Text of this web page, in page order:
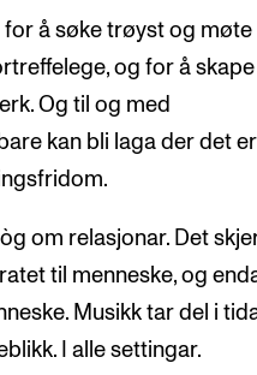
for å søke trøyst og møte
og for å skape
Og til og med
kan bli laga der det er
om relasjonar. Det
til menneske, og
Musikk tar del i
I alle settingar.